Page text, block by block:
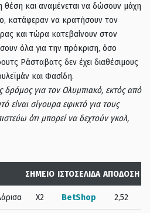
θέση και αναμένεται να δώσουν μάχη
κατάφεραν να κρατήσουν τον
και τώρα κατεβαίνουν στον
όλα για την πρόκριση, όσο
Ράσταβατς δεν έχει διαθέσιμους
και Φασίδη.
δρόμος για τον Ολυμπιακό, εκτός από
είναι σίγουρα εφικτό για τους
ότι μπορεί να δεχτούν γκολ,
ΣΗΜΕΙΟ ΙΣΤΟΣΕΛΙΔΑ ΑΠΟΔΟΣΗ
Χ2 BetShop 2,52